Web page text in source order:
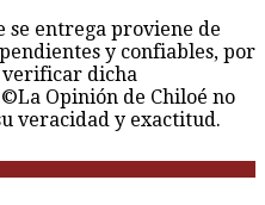
se entrega proviene de
y confiables, por
verificar dicha
Opinión de Chiloé no
veracidad y exactitud.